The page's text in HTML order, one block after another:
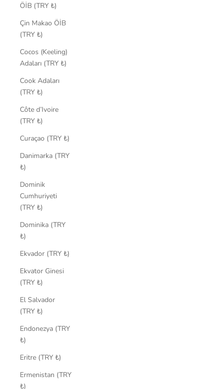
ÖİB (TRY ₺)
Çin Makao ÖİB
(TRY ₺)
Cocos (Keeling)
Adaları (TRY ₺)
Cook Adaları
(TRY ₺)
Côte d’Ivoire
(TRY ₺)
Curaçao (TRY ₺)
Danimarka (TRY
₺)
Dominik
Cumhuriyeti
(TRY ₺)
Dominika (TRY
₺)
Ekvador (TRY ₺)
Ekvator Ginesi
(TRY ₺)
El Salvador
(TRY ₺)
Endonezya (TRY
₺)
Eritre (TRY ₺)
Ermenistan (TRY
₺)